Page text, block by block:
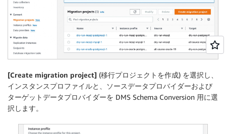
[Create migration project] (移行プロジェクトを作成) を選択し、
インスタンスプロファイルと、ソースデータプロバイダーおよび
ターゲットデータプロバイダーを DMS Schema Conversion 用に選
択します。